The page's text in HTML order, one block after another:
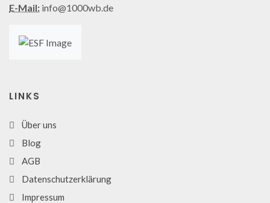
E-Mail: info@1000wb.de
LINKS
Über uns
Blog
AGB
Datenschutzerklärung
Impressum